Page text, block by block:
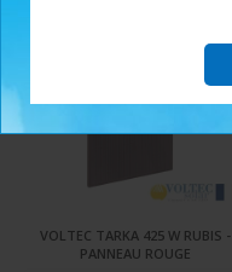
VOLTEC TARKA 425 W RUBIS -
PANNEAU ROUGE